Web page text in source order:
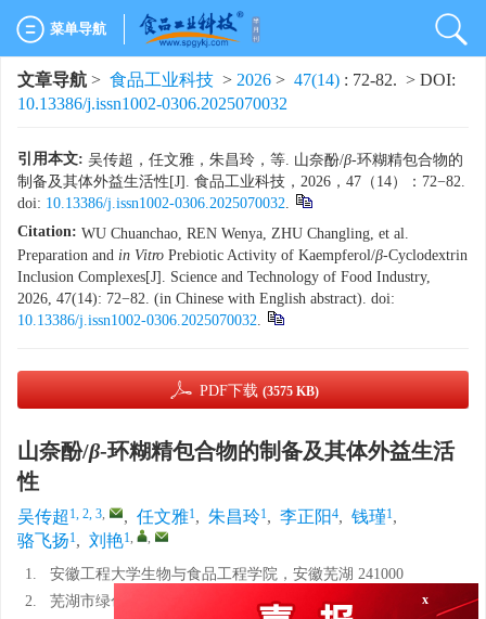
菜单导航
文章导航 > 食品工业科技 > 2026 > 47(14) : 72-82. > DOI:
10.13386/j.issn1002-0306.2025070032
引用本文: 吴传超，任文雅，朱昌玲，等. 山奈酚/β-环糊精包合物的
制备及其体外益生活性[J]. 食品工业科技，2026，47（14）：72−82.
doi: 10.13386/j.issn1002-0306.2025070032.
Citation: WU Chuanchao, REN Wenya, ZHU Changling, et al.
Preparation and in Vitro Prebiotic Activity of Kaempferol/β-Cyclodextrin
Inclusion Complexes[J]. Science and Technology of Food Industry,
2026, 47(14): 72−82. (in Chinese with English abstract). doi:
10.13386/j.issn1002-0306.2025070032.
PDF下载 (3575 KB)
山奈酚/β-环糊精包合物的制备及其体外益生活
性
吴传超 1, 2, 3, , 任文雅1, 朱昌玲1, 李正阳4, 钱瑾1,
骆飞扬1, 刘艳1, ,
1.
安徽工程大学生物与食品工程学院，安徽芜湖 241000
2.
芜湖市绿色食品产业研究院有限公司，安徽芜湖 238200